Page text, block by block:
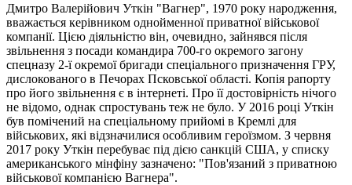
Дмитро Валерійович Уткін "Вагнер", 1970 року народження,
вважається керівником однойменної приватної військової
компанії. Цією діяльністю він, очевидно, зайнявся після
звільнення з посади командира 700-го окремого загону
спецназу 2-ї окремої бригади спеціального призначення ГРУ,
дислокованого в Печорах Псковської області. Копія рапорту
про його звільнення є в інтернеті. Про її достовірність нічого
не відомо, однак спростувань теж не було. У 2016 році Уткін
був помічений на спеціальному прийомі в Кремлі для
військових, які відзначилися особливим героїзмом. З червня
2017 року Уткін перебуває під дією санкцій США, у списку
американського мінфіну зазначено: "Пов'язаний з приватною
військової компанією Вагнера".